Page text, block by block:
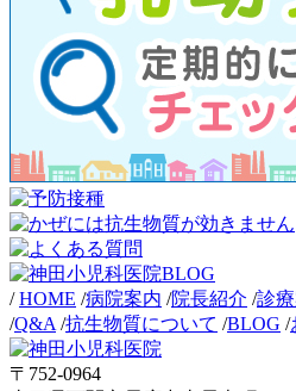
/HOME /病院案内 /院長紹介 /診
/Q&A /抗生物質について /BLOG /
〒752-0964